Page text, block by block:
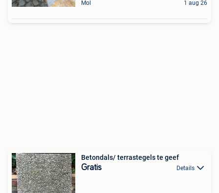
Mol 1 aug 26
Betondals/ terrastegels te geef
Gratis Details